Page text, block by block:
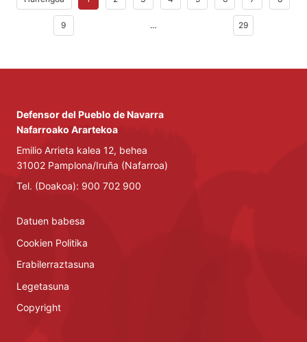
9 … 29
Defensor del Pueblo de Navarra
Nafarroako Arartekoa
Emilio Arrieta kalea 12, behea
31002 Pamplona/Iruña (Nafarroa)
Tel. (Doakoa): 900 702 900
Datuen babesa
Cookien Politika
Erabilerraztasuna
Legetasuna
Copyright